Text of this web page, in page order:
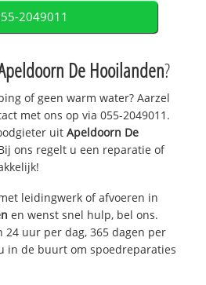
2049011
De Hooilanden?
of geen warm water? Aarzel
met ons op via 055-2049011.
uitApeldoorn De
ons regelt u een reparatie of
leidingwerk of afvoeren in
en wenst snel hulp, bel ons.
24 uur per dag, 365 dagen per
in de buurt om spoedreparaties